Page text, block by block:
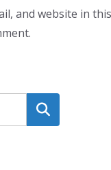
and website in
Search